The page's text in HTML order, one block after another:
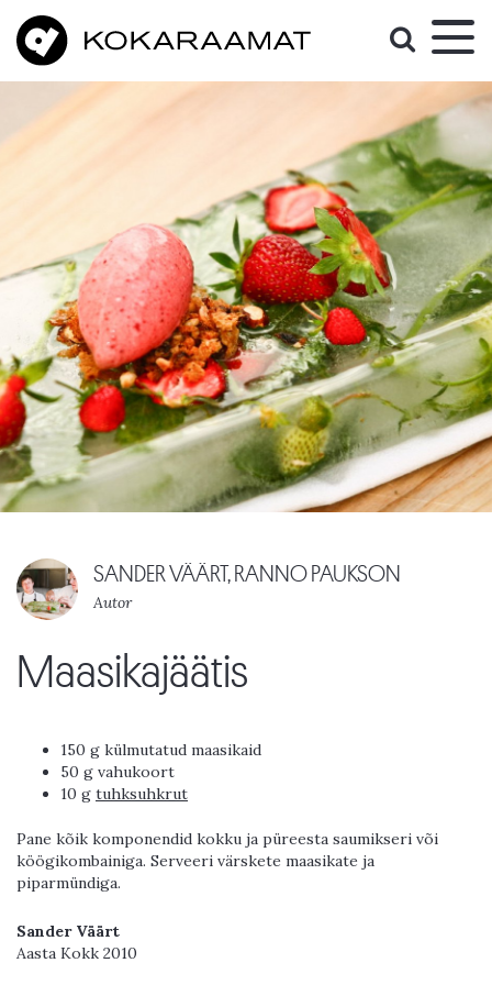
SANDER VÄÄRT, RANNO PAUKSON
Autor
Maasikajäätis
150 g külmutatud maasikaid
50 g vahukoort
10 g tuhksuhkrut
Pane kõik komponendid kokku ja püreesta saumikseri või
köögikombainiga. Serveeri värskete maasikate ja
piparmündiga.
Sander Väärt
Aasta Kokk 2010